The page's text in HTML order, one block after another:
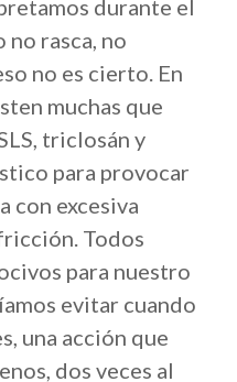
durante el
rasca, no
no es cierto. En
muchas que
triclosán y
para provocar
con excesiva
Todos
para nuestro
evitar cuando
una acción que
dos veces al